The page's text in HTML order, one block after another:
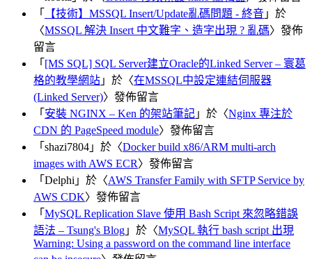
「
【技術】MSSQL Insert/Update亂碼問題 - 終音 」於
〈MSSQL 解決 Insert 中文難字、造字出現 ? 亂碼〉發佈
留言
「 [MS SQL] SQL Server建立Oracle的Linked Server – 寰葛
格的教學網站 」於〈在MSSQL中設定連結伺服器
(Linked Server)〉發佈留言
「 安裝 NGINX – Ken 的架站筆記 」於〈Nginx 專注於
CDN 的 PageSpeed module〉發佈留言
「 shazi7804 」於〈Docker build x86/ARM multi-arch
images with AWS ECR〉發佈留言
「 Delphi 」於〈AWS Transfer Family with SFTP Service by
AWS CDK〉發佈留言
「 MySQL Replication Slave 使用 Bash Script 來忽略錯誤
語法 – Tsung's Blog 」於〈MySQL 執行 bash script 出現
Warning: Using a password on the command line interface